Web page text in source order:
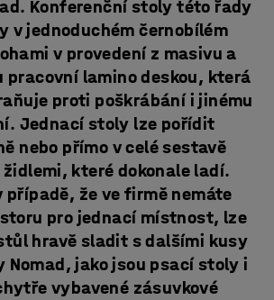
Konferenční stoly této řady
v jednoduchém černobílém
v provedení z masivu a
pracovní lamino deskou, která
proti poškrábání i jinému
Jednací stoly lze pořídit
nebo přímo v celé sestavě
židlemi, které dokonale ladí.
případě, že ve firmě nemáte
pro jednací místnost, lze
hravě sladit s dalšími kusy
Nomad, jako jsou psací stoly i
vybavené zásuvkové